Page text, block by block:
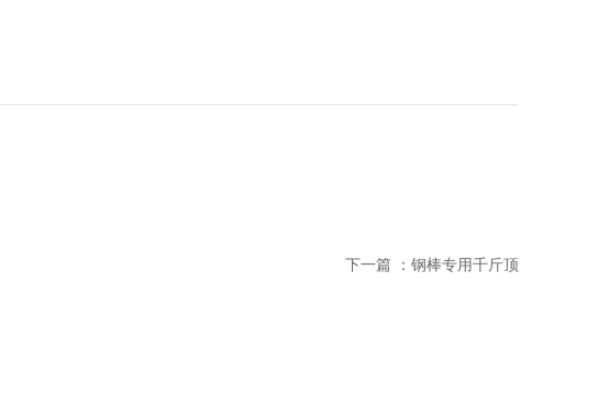
下一篇 ： 钢棒专用千斤顶